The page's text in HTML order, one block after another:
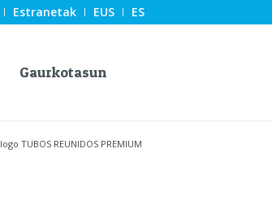
Estranetak EUS ES
Gaurkotasun
logo TUBOS REUNIDOS PREMIUM